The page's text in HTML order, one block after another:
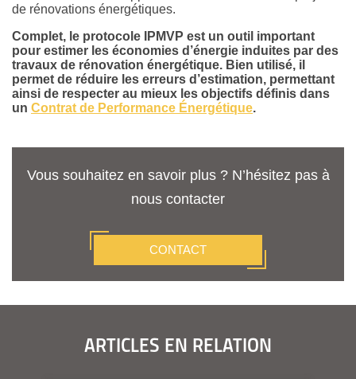
de rénovations énergétiques.
Complet, le protocole IPMVP est un outil important
pour estimer les économies d’énergie induites par des
travaux de rénovation énergétique. Bien utilisé, il
permet de réduire les erreurs d’estimation, permettant
ainsi de respecter au mieux les objectifs définis dans
un Contrat de Performance Énergétique.
Vous souhaitez en savoir plus ? N’hésitez pas à
nous contacter
CONTACT
ARTICLES EN RELATION